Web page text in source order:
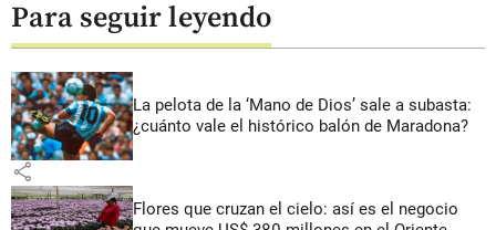
Para seguir leyendo
La pelota de la ‘Mano de Dios’ sale a subasta:
¿cuánto vale el histórico balón de Maradona?
share
Flores que cruzan el cielo: así es el negocio